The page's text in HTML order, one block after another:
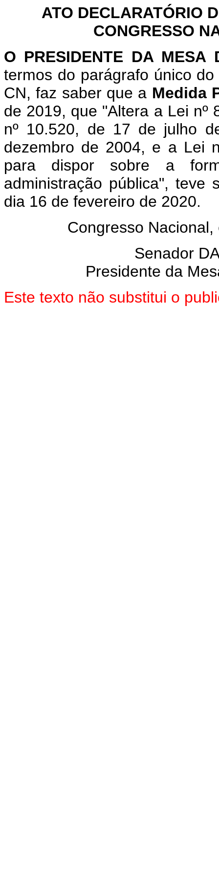
ATO DECLARATÓRIO
CONGRESSO
O PRESIDENTE DA MESA
termos do parágrafo único
CN, faz saber que a Medida
de 2019, que "Altera a Lei nº
nº 10.520, de 17 de julho
dezembro de 2004, e a Lei
para dispor sobre a
administração pública", teve
dia 16 de fevereiro de 2020.
Congresso
Senador
Presidente da
Este texto não substitui o